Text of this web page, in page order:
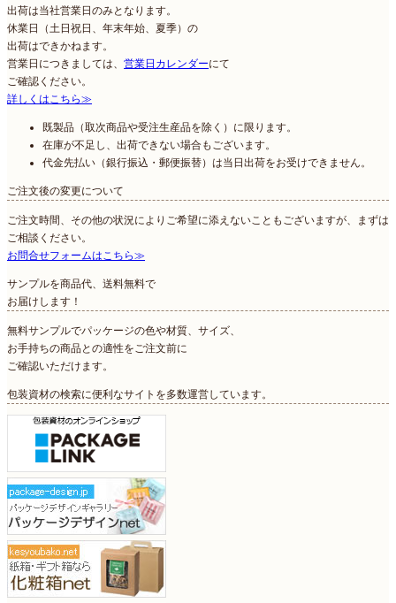
出荷は当社営業日のみとなります。
休業日（土日祝日、年末年始、夏季）の
出荷はできかねます。
営業日につきましては、 営業日カレンダーにて
ご確認ください。
詳しくはこちら≫
既製品（取次商品や受注生産品を除く）に限ります。
在庫が不足し、出荷できない場合もございます。
代金先払い（銀行振込・郵便振替）は当日出荷をお受けできません。
ご注文後の変更について
ご注文時間、その他の状況によりご希望に添えないこともございますが、まずは
ご相談ください。
お問合せフォームはこちら≫
サンプルを商品代、送料無料で
お届けします！
無料サンプルでパッケージの色や材質、サイズ、
お手持ちの商品との適性をご注文前に
ご確認いただけます。
包装資材の検索に便利なサイトを多数運営しています。